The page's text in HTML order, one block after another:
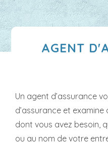
AGENT
Un agent d’assurance
d’assurance et
dont vous avez besoin,
ou au nom de votre